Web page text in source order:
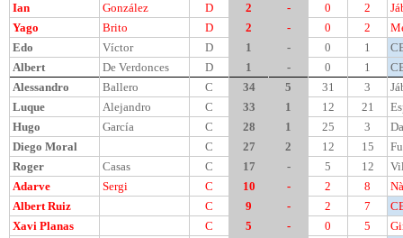
Ian
González D 2 - 0 2
Yago
Brito D 2 - 0 2
Edo
Víctor D 1 - 0 1
Albert
De Verdonces D 1 - 0 1
Alessandro
Ballero C 34 5 31 3
Luque
Alejandro C 33 1 12 21
Hugo
García C 28 1 25 3
Diego Moral
C 27 2 12 15
Roger
Casas C 17 - 5 12
Adarve
Sergi C 10 - 2 8
Albert Ruiz
C 9 - 2 7
Xavi Planas
C 5 - 0 5